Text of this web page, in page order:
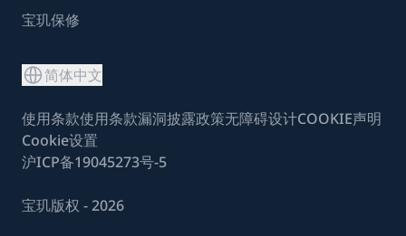
宝玑保修
简体中文
使用条款使用条款漏洞披露政策无障碍设计COOKIE声明
Cookie设置
沪ICP备19045273号-5
宝玑版权 - 2026